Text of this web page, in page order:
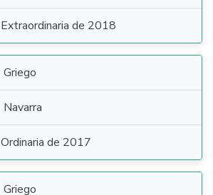
Extraordinaria de 2018
Griego
Navarra
Ordinaria de 2017
Griego